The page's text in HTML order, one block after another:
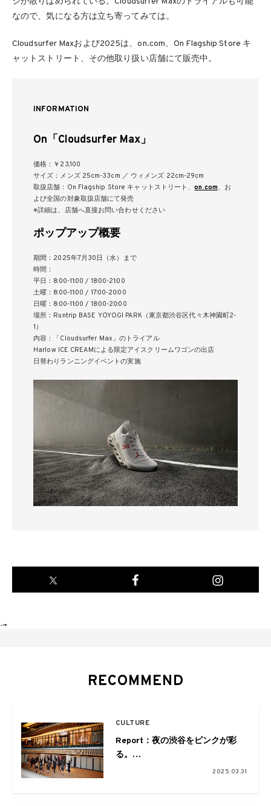
なので、気になる方は立ち寄ってみては。
Cloudsurfer Maxおよび2025は、on.com、On Flagship Store キ
ャットストリート、その他取り扱い店舗にて販売中。
INFORMATION
On「Cloudsurfer Max」
価格：￥23,100
サイズ：メンズ 25cm-33cm ／ ウィメンズ 22cm-29cm
取扱店舗：On Flagship Store キャットストリート、on.com、お
よび全国の対象取扱店舗にて発売
※詳細は、店舗へ直接お問い合わせください
ポップアップ概要
期間：2025年7月30日（水）まで
時間：
平日：8:00-11:00 / 18:00-21:00
土曜：8:00-11:00 / 17:00-20:00
日曜：8:00-11:00 / 18:00-20:00
場所：Runtrip BASE YOYOGI PARK（東京都渋谷区代々木神園町2-
1）
内容：「Cloudsurfer Max」のトライアル
Harlow ICE CREAMによる限定アイスクリームワゴンの出店
日替わりランニングイベントの実施
-->
RECOMMEND
CULTURE
Report：夜の渋谷をピンクが彩
る。
「New Balance Run Hub Yoyogi
2025.03.31